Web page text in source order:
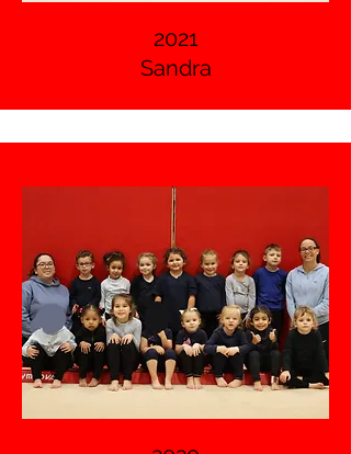
2021
Sandra